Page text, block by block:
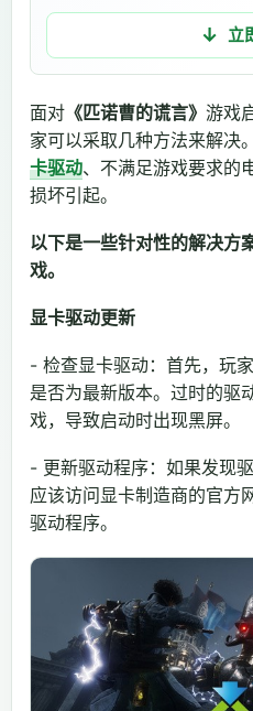
立
面对 《匹诺曹的谎言》 游戏
家可以采取几种方法来解决
卡驱动、不满足游戏要求的
损坏引起。
以下是一些针对性的解决方
戏。
显卡驱动更新
- 检查显卡驱动：首先，玩
是否为最新版本。过时的驱
戏，导致启动时出现黑屏。
- 更新驱动程序：如果发现
应该访问显卡制造商的官方
驱动程序。